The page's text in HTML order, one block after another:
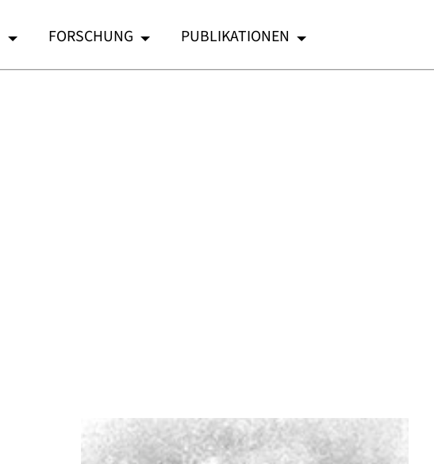
FORSCHUNG PUBLIKATIONEN